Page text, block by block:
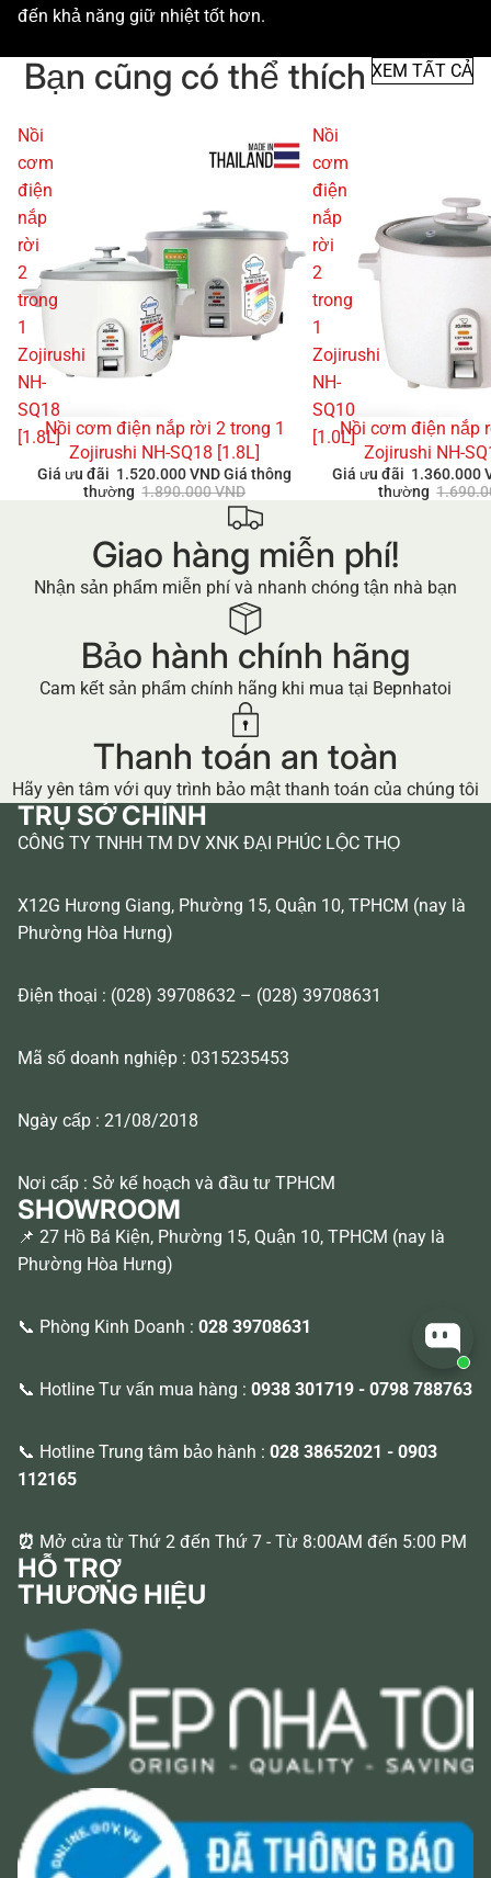
đến khả năng giữ nhiệt tốt hơn.
Bạn cũng có thể thích XEM TẤT CẢ
Nồi
cơm
điện
nắp
rời
2
trong
1
Zojirushi
NH-
SQ18
[1.8L]
GIẢM GIÁ
Nồi cơm điện nắp rời 2 trong 1
Zojirushi NH-SQ18 [1.8L]
Giá ưu đãi 1.520.000 VND Giá thông
thường 1.890.000 VND
Nồi
cơm
điện
nắp
rời
2
trong
1
Zojirushi
NH-
SQ10
[1.0L]
GIẢM GIÁ
Nồi cơm điện nắp
Zojirushi NH-
Giá ưu đãi 1.360.000
thường
Giao hàng miễn phí!
Nhận sản phẩm miễn phí và nhanh chóng tận nhà bạn
Bảo hành chính hãng
Cam kết sản phẩm chính hãng khi mua tại Bepnhatoi
Thanh toán an toàn
Hãy yên tâm với quy trình bảo mật thanh toán của chúng tôi
TRỤ SỞ CHÍNH
CÔNG TY TNHH TM DV XNK ĐẠI PHÚC LỘC THỌ
X12G Hương Giang, Phường 15, Quận 10, TPHCM (nay là
Phường Hòa Hưng)
Điện thoại : (028) 39708632 – (028) 39708631
Mã số doanh nghiệp : 0315235453
Ngày cấp : 21/08/2018
Nơi cấp : Sở kế hoạch và đầu tư TPHCM
SHOWROOM
📌 27 Hồ Bá Kiện, Phường 15, Quận 10, TPHCM (nay là
Phường Hòa Hưng)
📞 Phòng Kinh Doanh : 028 39708631
📞 Hotline Tư vấn mua hàng : 0938 301719 - 0798 788763
📞 Hotline Trung tâm bảo hành : 028 38652021 - 0903
112165
⏰ Mở cửa từ Thứ 2 đến Thứ 7 - Từ 8:00AM đến 5:00 PM
HỖ TRỢ
THƯƠNG HIỆU